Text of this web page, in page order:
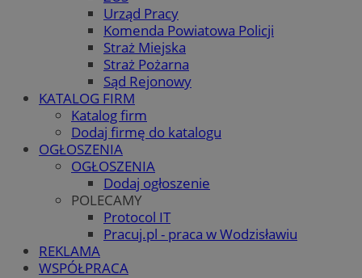
Urząd Pracy
Komenda Powiatowa Policji
Straż Miejska
Straż Pożarna
Sąd Rejonowy
KATALOG FIRM
Katalog firm
Dodaj firmę do katalogu
OGŁOSZENIA
OGŁOSZENIA
Dodaj ogłoszenie
POLECAMY
Protocol IT
Pracuj.pl - praca w Wodzisławiu
REKLAMA
WSPÓŁPRACA